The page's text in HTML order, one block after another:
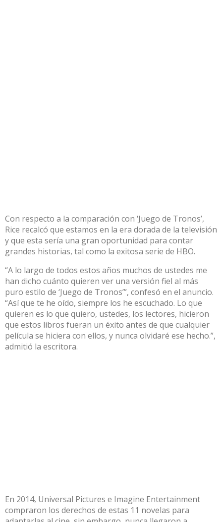
Con respecto a la comparación con ‘Juego de Tronos’,
Rice recalcó que estamos en la era dorada de la televisión
y que esta sería una gran oportunidad para contar
grandes historias, tal como la exitosa serie de HBO.
“A lo largo de todos estos años muchos de ustedes me
han dicho cuánto quieren ver una versión fiel al más
puro estilo de ‘Juego de Tronos’”, confesó en el anuncio.
“Así que te he oído, siempre los he escuchado. Lo que
quieren es lo que quiero, ustedes, los lectores, hicieron
que estos libros fueran un éxito antes de que cualquier
película se hiciera con ellos, y nunca olvidaré ese hecho.”,
admitió la escritora.
En 2014, Universal Pictures e Imagine Entertainment
compraron los derechos de estas 11 novelas para